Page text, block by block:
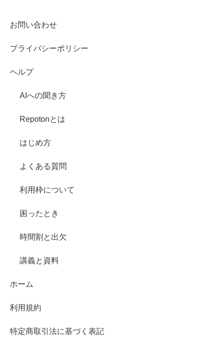
お問い合わせ
プライバシーポリシー
ヘルプ
AIへの聞き方
Repotonとは
はじめ方
よくある質問
利用枠について
困ったとき
時間割と出欠
講義と資料
ホーム
利用規約
特定商取引法に基づく表記